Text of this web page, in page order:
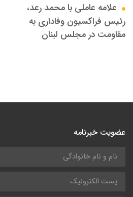
علامه عاملي با محمد رعد،
رئیس فراکسیون وفاداری به
مقاومت در مجلس لبنان
عضویت خبرنامه